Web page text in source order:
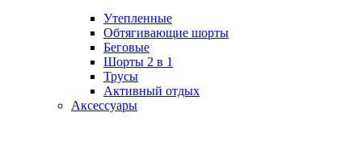
Утепленные
Обтягивающие шорты
Беговые
Шорты 2 в 1
Трусы
Активный отдых
Аксессуары